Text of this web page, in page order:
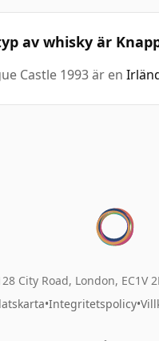
av whisky är
Castle 1993 är en
City Road, London, EC1V
•Integritetspolicy•